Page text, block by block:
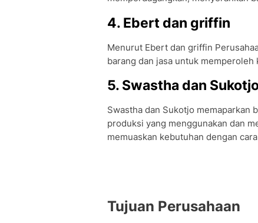
4. Ebert dan griffin
Menurut Ebert dan griffin
barang dan jasa untuk memperoleh
5. Swastha dan
Swastha dan Sukotjo memaparkan
produksi yang menggunakan dan
memuaskan kebutuhan dengan
Tujuan Perusahaan